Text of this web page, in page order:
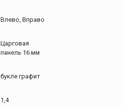
Влево, Вправо
Царговая
панель 16 мм
букле графит
1,4